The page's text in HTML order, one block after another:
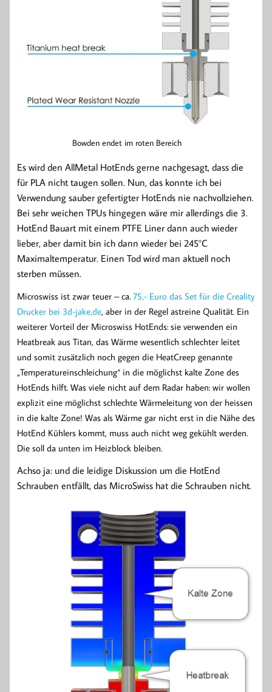
Bowden endet im roten Bereich
Es wird den AllMetal HotEnds gerne nachgesagt, dass die
für PLA nicht taugen sollen. Nun, das konnte ich bei
Verwendung sauber gefertigter HotEnds nie nachvollziehen.
Bei sehr weichen TPUs hingegen wäre mir allerdings die 3.
HotEnd Bauart mit einem PTFE Liner dann auch wieder
lieber, aber damit bin ich dann wieder bei 245°C
Maximaltemperatur. Einen Tod wird man aktuell noch
sterben müssen.
Microswiss ist zwar teuer – ca. 75,- Euro das Set für die Creality
Drucker bei 3d-jake,de, aber in der Regel astreine Qualität. Ein
weiterer Vorteil der Microswiss HotEnds: sie verwenden ein
Heatbreak aus Titan, das Wärme wesentlich schlechter leitet
und somit zusätzlich noch gegen die HeatCreep genannte
„Temperatureinschleichung“ in die möglichst kalte Zone des
HotEnds hilft. Was viele nicht auf dem Radar haben: wir wollen
explizit eine möglichst schlechte Wärmeleitung von der heissen
in die kalte Zone! Was als Wärme gar nicht erst in die Nähe des
HotEnd Kühlers kommt, muss auch nicht weg gekühlt werden.
Die soll da unten im Heizblock bleiben.
Achso ja: und die leidige Diskussion um die HotEnd
Schrauben entfällt, das MicroSwiss hat die Schrauben nicht.